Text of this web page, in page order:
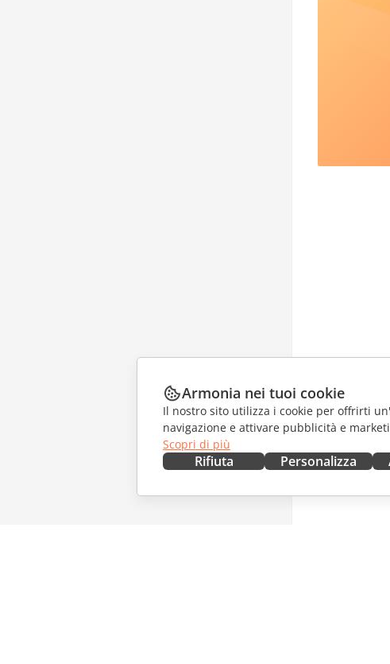
Armonia nei tuoi cookie
Il nostro sito utilizza i cookie per offrirti
navigazione e attivare pubblicità e
Scopri di più
Rifiuta Personalizza